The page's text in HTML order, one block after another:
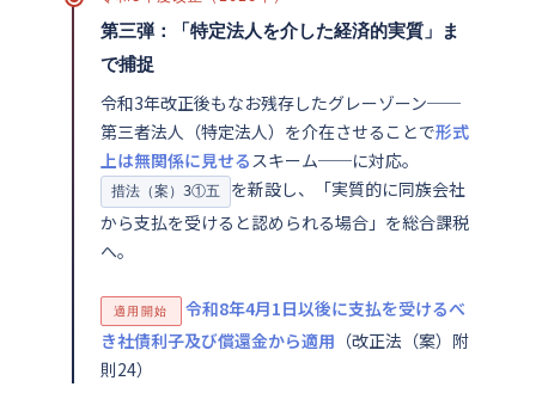
第三弾：「特定法人を介した経済的実質」ま
で捕捉
令和3年改正後もなお残存したグレーゾーン──
第三者法人（特定法人）を介在させることで形式
上は無関係に見せるスキーム──に対応。
措法（案）3①五
を新設し、「実質的に同族会社
から支払を受けると認められる場合」を総合課税
へ。
適用開始
令和8年4月1日以後に支払を受けるべ
き社債利子及び償還金から適用 （改正法（案）附
則24）